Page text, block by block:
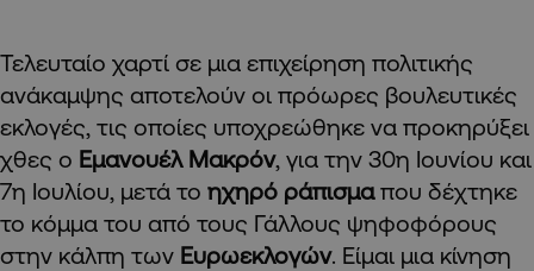
Τελευταίο χαρτί σε μια επιχείρηση πολιτικής
ανάκαμψης αποτελούν οι πρόωρες βουλευτικές
εκλογές, τις οποίες υποχρεώθηκε να προκηρύξει
χθες ο Εμανουέλ Μακρόν, για την 30η Ιουνίου και
7η Ιουλίου, μετά το ηχηρό ράπισμαπου δέχτηκε
το κόμμα του από τους Γάλλους ψηφοφόρους
στην κάλπη των Ευρωεκλογών. Είμαι μια κίνηση